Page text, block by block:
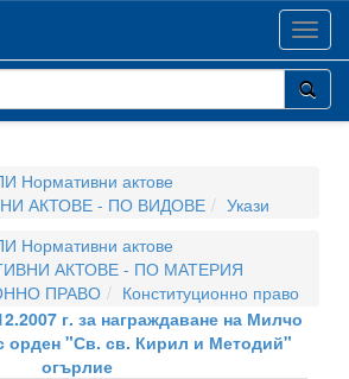
Нормативни актове
АКТОВЕ - ПО ВИДОВЕ
Укази
Нормативни актове
АКТОВЕ - ПО МАТЕРИЯ
ПРАВО
Конституционно право
г. за награждаване на Милчо
орден "Св. св. Кирил и Методий"
огърлие